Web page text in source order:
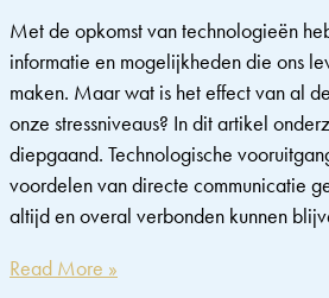
Met de opkomst van technologieën
informatie en mogelijkheden die ons
maken. Maar wat is het effect van al
onze stressniveaus? In dit artikel
diepgaand. Technologische
voordelen van directe communicatie
altijd en overal verbonden kunnen
De
Read More »